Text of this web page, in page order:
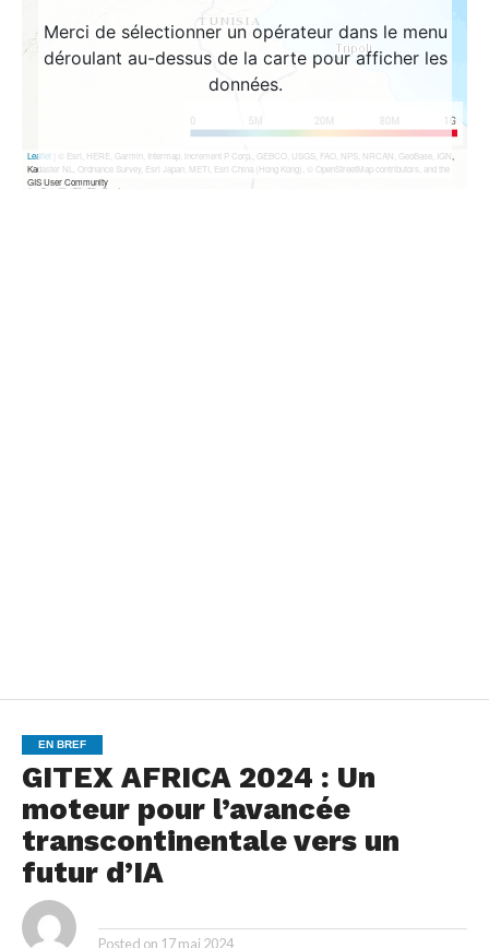
EN BREF
GITEX AFRICA 2024 : Un
moteur pour l’avancée
transcontinentale vers un
futur d’IA
Posted on 17 mai 2024